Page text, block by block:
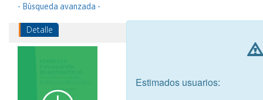
- Búsqueda avanzada -
Detalle
Estimados usuarios: